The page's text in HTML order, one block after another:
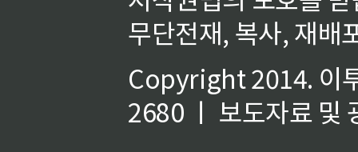
무단전재, 복사, 재배
Copyright 2014. 이
2680 ㅣ 보도자료